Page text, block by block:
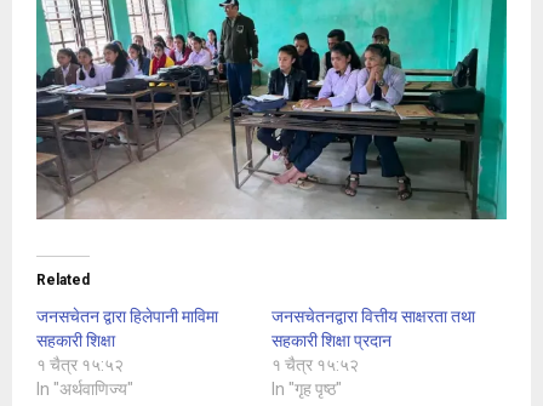
Related
जनसचेतन द्वारा हिलेपानी माविमा
सहकारी शिक्षा
१ चैत्र १५:५२
In "अर्थवाणिज्य"
जनसचेतनद्वारा वित्तीय साक्षरता तथा
सहकारी शिक्षा प्रदान
१ चैत्र १५:५२
In "गृह पृष्ठ"